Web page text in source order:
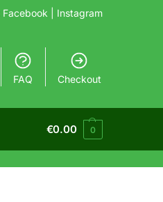
Facebook | Instagram
FAQ Checkout
€0.00 0